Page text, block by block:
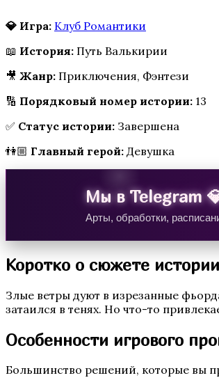
Te Amo. Том 2
Секрет Небес 3 — Конец Вечности
💎 Игра: Клуб Романтики
📖 История: Путь Валькирии
🎥 Жанр: Приключения, Фэнтези
🔢 Порядковый номер истории: 13
✅ Статус истории: Завершена
👫🏼 Главный герой: Девушка
Мы в Telegram
Арты, обработки,
Коротко о сюжете
Злые ветры дуют в изрезанные
затаился в тенях. Но что-то
Особенности игрового
Большинство решений, которые вы